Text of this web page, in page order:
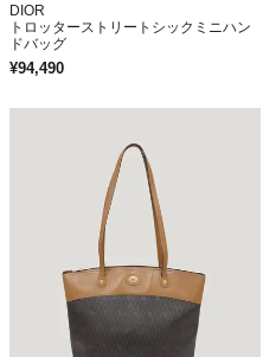
DIOR
トロッターストリートシックミニハン
ドバッグ
¥94,490